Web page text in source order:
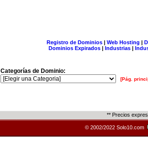
Registro de Dominios| Web Hosting |
Dominios Expirados | Industrias |
Categorías de Dominio:
[Pág.
** Precios
© 2002/2022 Solo10.com